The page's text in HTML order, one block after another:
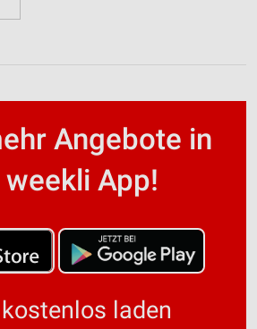
Angebote in
App!
laden